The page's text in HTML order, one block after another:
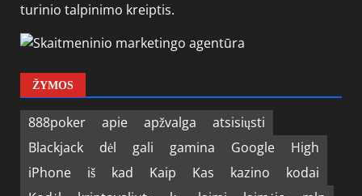
turinio talpinimo kreiptis.
ŽYMOS
888poker apie apžvalga
atsisiųsti
Blackjack
dėl gali gamina Google
High
iPhone
iš kad Kaip Kas kazino
kodai